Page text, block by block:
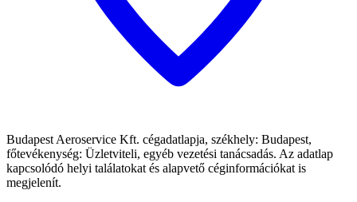
Budapest Aeroservice Kft. cégadatlapja, székhely: Budapest,
főtevékenység: Üzletviteli, egyéb vezetési tanácsadás. Az adatlap
kapcsolódó helyi találatokat és alapvető céginformációkat is
megjelenít.